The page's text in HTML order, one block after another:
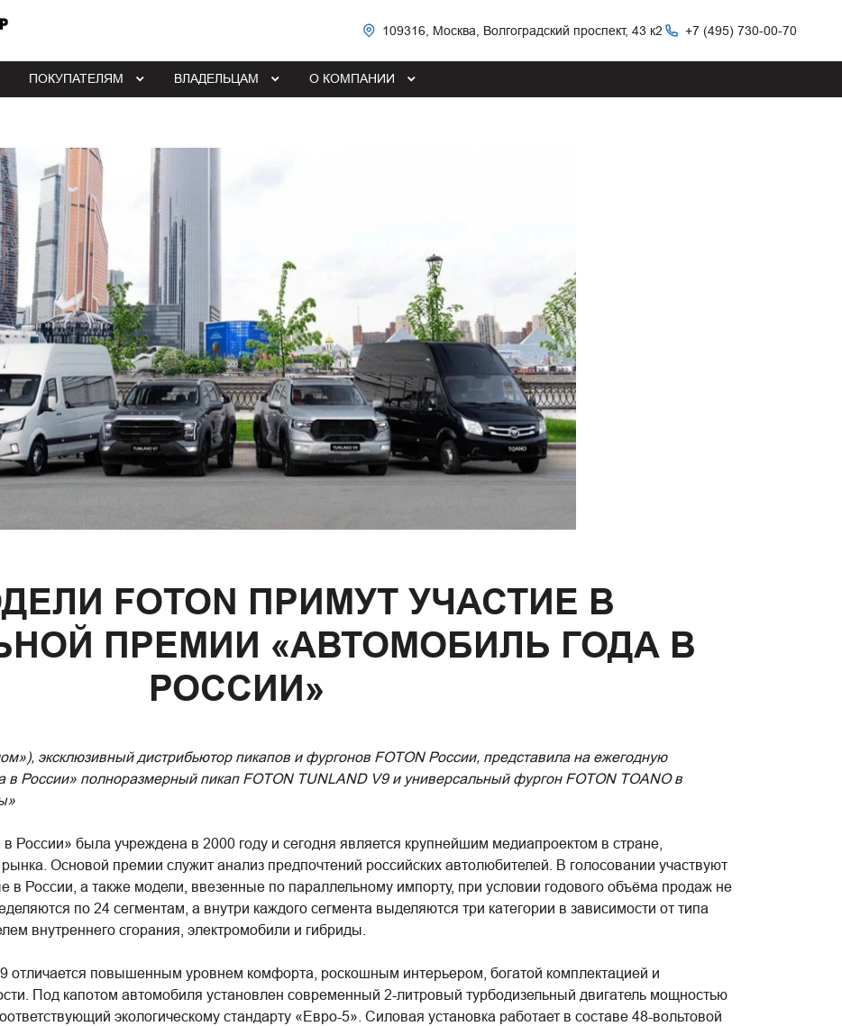
109316, Москва, Волгоградский проспект, 43 к2 +7 (495) 730-00-70
ПОКУПАТЕЛЯМ ВЛАДЕЛЬЦАМ О КОМПАНИИ
FOTON ПРИМУТ УЧАСТИЕ В
ПРЕМИИ «АВТОМОБИЛЬ ГОДА В
РОССИИ»
эксклюзивный дистрибьютор пикапов и фургонов FOTON России, представила на ежегодную
России» полноразмерный пикап FOTON TUNLAND V9 и универсальный фургон FOTON TOANO в
России» была учреждена в 2000 году и сегодня является крупнейшим медиапроектом в стране,
Основой премии служит анализ предпочтений российских автолюбителей. В голосовании участвуют
России, а также модели, ввезенные по параллельному импорту, при условии годового объёма продаж не
по 24 сегментам, а внутри каждого сегмента выделяются три категории в зависимости от типа
внутреннего сгорания, электромобили и гибриды.
отличается повышенным уровнем комфорта, роскошным интерьером, богатой комплектацией и
Под капотом автомобиля установлен современный 2-литровый турбодизельный двигатель мощностью
экологическому стандарту «Евро-5». Силовая установка работает в составе 48-вольтовой